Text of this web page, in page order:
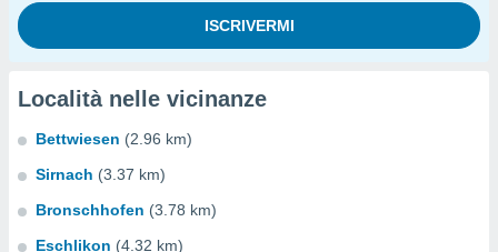
Località nelle vicinanze
Bettwiesen (2.96 km)
Sirnach (3.37 km)
Bronschhofen (3.78 km)
Eschlikon (4.32 km)